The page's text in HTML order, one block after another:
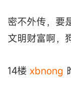
密不外传，要
文明财富啊，
14楼 xbnong